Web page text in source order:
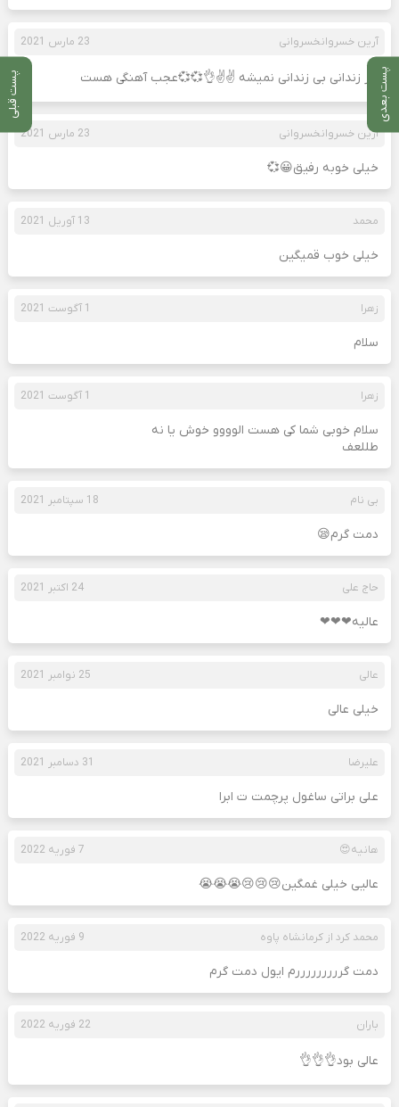
پست بعدی پست قبلی
آرین خسروانخسروانی 23 مارس 2021
هر زندانی بی زندانی نمیشه ✌✌👌💞💞عجب آهنگی هست
آرین خسروانخسروانی 23 مارس 2021
خیلی خوبه رفیق😀💞
محمد 13 آوریل 2021
خیلی خوب قمیگین
زهرا 1 آگوست 2021
سلام
زهرا 1 آگوست 2021
سلام خوبی شما کی هست الوووو خوش یا نه
طللعف
بی نام 18 سپتامبر 2021
دمت گرم😪
حاج علی 24 اکتبر 2021
عالیه❤❤❤
عالی 25 نوامبر 2021
خیلی عالی
علیرضا 31 دسامبر 2021
علی براتی ساغول پرچمت ت ابرا
هانیه😍 7 فوریه 2022
عالیی خیلی غمگین😢😢😢😭😭😭
محمد کرد از کرمانشاه پاوه 9 فوریه 2022
دمت گرررررررررم ایول دمت گرم
باران 22 فوریه 2022
عالی بود👌👌👌